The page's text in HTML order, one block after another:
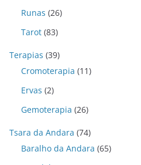
Runas (26)
Tarot (83)
Terapias (39)
Cromoterapia (11)
Ervas (2)
Gemoterapia (26)
Tsara da Andara (74)
Baralho da Andara (65)